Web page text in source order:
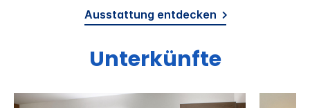
Ausstattung entdecken
Unterkünfte